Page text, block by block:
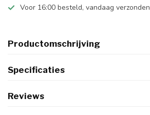
Voor 16:00 besteld, vandaag verzonden
Productomschrijving
Specificaties
Reviews